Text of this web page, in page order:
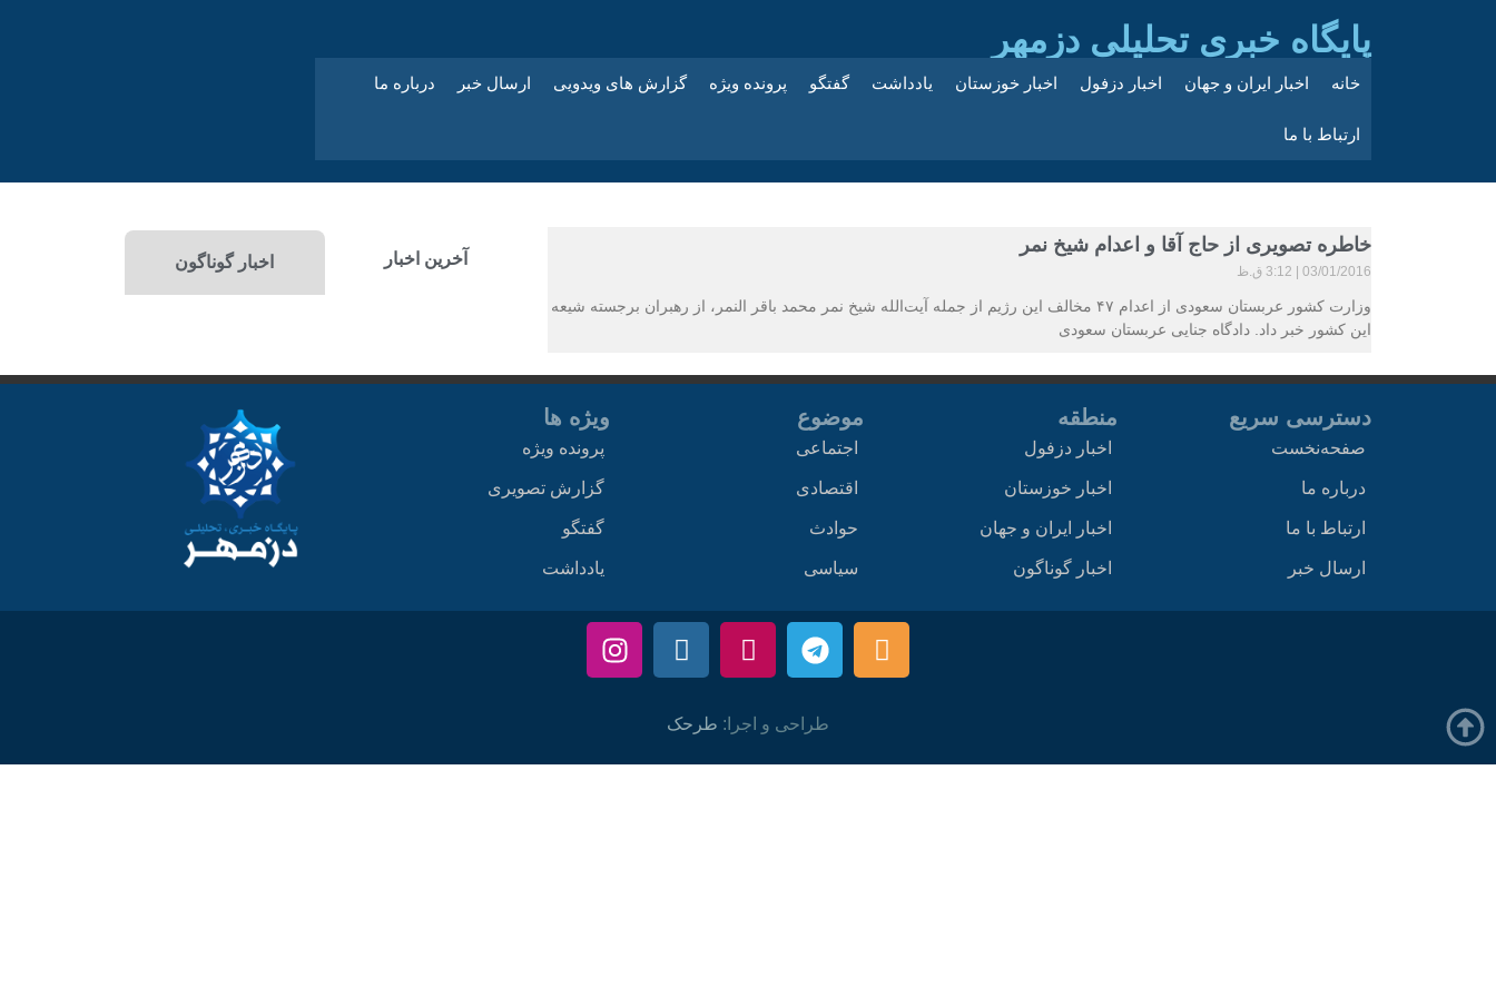
پایگاه خبری تحلیلی دزمهر
خانه اخبار ایران و جهان اخبار دزفول اخبار خوزستان یادداشت گفتگو پرونده ویژه گزارش های ویدویی ارسال خبر درباره ما
ارتباط با ما
خاطره تصویری از حاج آقا و اعدام شیخ نمر
03/01/2016 3:12 ق.ظ
وزارت کشور عربستان سعودی از اعدام ۴۷ مخالف این رژیم از جمله آیت‌الله شیخ نمر محمد باقر النمر، از رهبران برجسته شیعه
این کشور خبر داد. دادگاه جنایی عربستان سعودی
آخرین اخبار اخبار گوناگون
دسترسی سریع
صفحه‌نخست
درباره ما
ارتباط با ما
ارسال خبر
منطقه
اخبار دزفول
اخبار خوزستان
اخبار ایران و جهان
اخبار گوناگون
موضوع
اجتماعی
اقتصادی
حوادث
سیاسی
ویژه ها
پرونده ویژه
گزارش تصویری
گفتگو
یادداشت
طراحی و اجرا: طرحک